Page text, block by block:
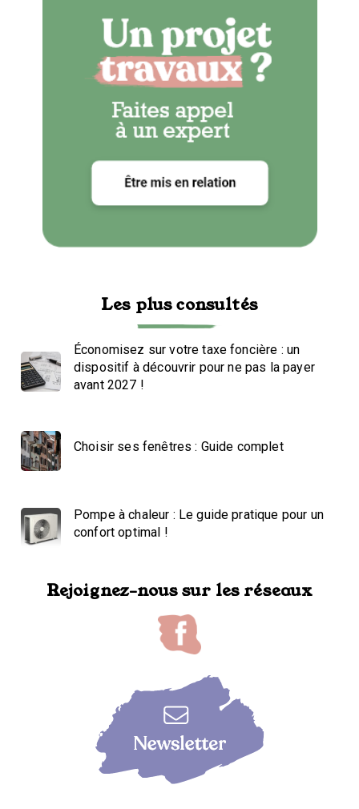
Les plus consultés
Économisez sur votre taxe foncière : un
dispositif à découvrir pour ne pas la payer
avant 2027 !
Choisir ses fenêtres : Guide complet
Pompe à chaleur : Le guide pratique pour un
confort optimal !
Rejoignez-nous sur les réseaux